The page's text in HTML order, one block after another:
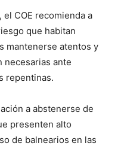
COE recomienda a
que habitan
mantenerse atentos y
necesarias ante
repentinas.
a abstenerse de
presenten alto
de balnearios en las